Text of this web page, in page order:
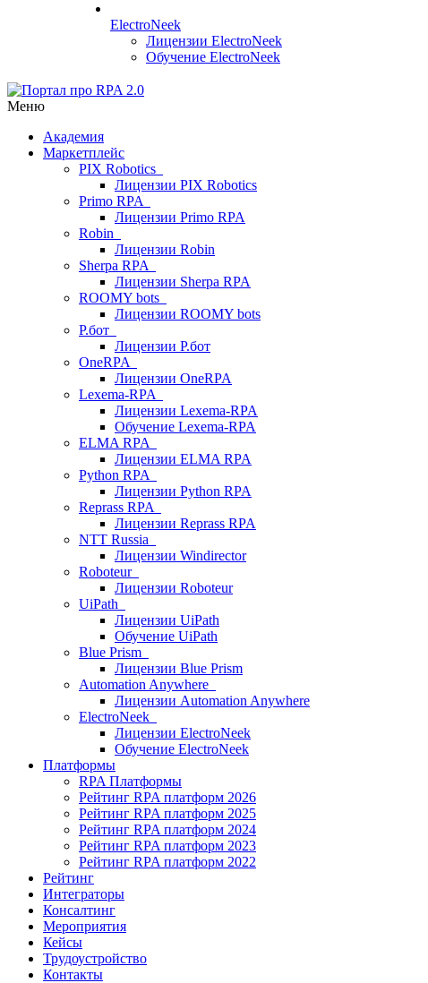
ElectroNeek
Лицензии ElectroNeek
Обучение ElectroNeek
Меню
Академия
Маркетплейс
PIX Robotics
Лицензии PIX Robotics
Primo RPA
Лицензии Primo RPA
Robin
Лицензии Robin
Sherpa RPA
Лицензии Sherpa RPA
ROOMY bots
Лицензии ROOMY bots
Р.бот
Лицензии Р.бот
OneRPA
Лицензии OneRPA
Lexema-RPA
Лицензии Lexema-RPA
Обучение Lexema-RPA
ELMA RPA
Лицензии ELMA RPA
Python RPA
Лицензии Python RPA
Reprass RPA
Лицензии Reprass RPA
NTT Russia
Лицензии Windirector
Roboteur
Лицензии Roboteur
UiPath
Лицензии UiPath
Обучение UiPath
Blue Prism
Лицензии Blue Prism
Automation Anywhere
Лицензии Automation Anywhere
ElectroNeek
Лицензии ElectroNeek
Обучение ElectroNeek
Платформы
RPA Платформы
Рейтинг RPA платформ 2026
Рейтинг RPA платформ 2025
Рейтинг RPA платформ 2024
Рейтинг RPA платформ 2023
Рейтинг RPA платформ 2022
Рейтинг
Интеграторы
Консалтинг
Mероприятия
Кейсы
Трудоустройство
Контакты